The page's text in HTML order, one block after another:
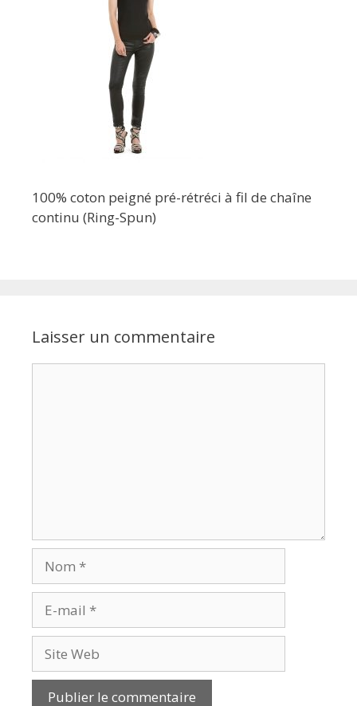
100% coton peigné pré-rétréci à fil de chaîne
continu (Ring-Spun)
Laisser un commentaire